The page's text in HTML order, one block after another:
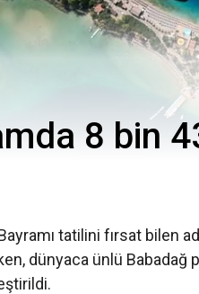
8 bin
tatilini fırsat bilen
dünyaca ünlü